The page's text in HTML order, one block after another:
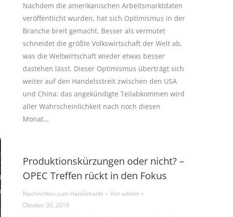
Nachdem die amerikanischen Arbeitsmarktdaten
veröffentlicht wurden, hat sich Optimismus in der
Branche breit gemacht. Besser als vermutet
schneidet die größte Volkswirtschaft der Welt ab,
was die Weltwirtschaft wieder etwas besser
dastehen lässt. Dieser Optimismus überträgt sich
weiter auf den Handelsstreit zwischen den USA
und China: das angekündigte Teilabkommen wird
aller Wahrscheinlichkeit nach noch diesen
Monat…
Produktionskürzungen oder nicht? –
OPEC Treffen rückt in den Fokus
Nachrichten zum Heizölmarkt Vonadmin
Oktober 30, 2019